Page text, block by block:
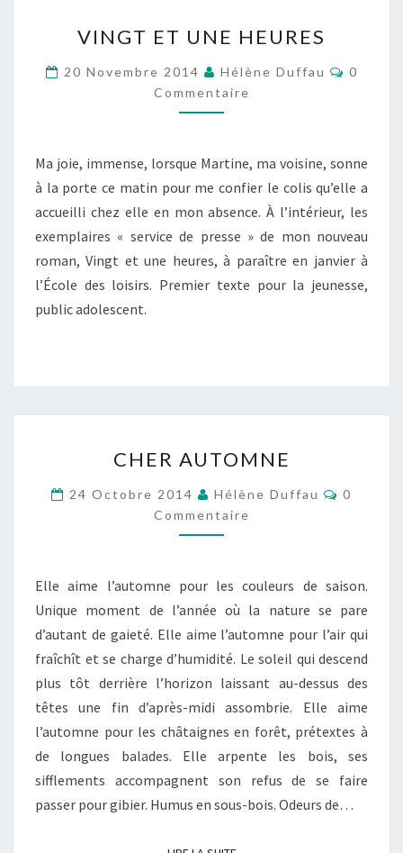
ET
UNE
HEURES
VINGT ET UNE HEURES
20 Novembre 2014 Hélène Duffau
0
Commentaire
Ma joie, immense, lorsque Martine, ma voisine, sonne
à la porte ce matin pour me confier le colis qu’elle a
accueilli chez elle en mon absence. À l’intérieur, les
exemplaires « service de presse » de mon nouveau
roman, Vingt et une heures, à paraître en janvier à
l’École des loisirs. Premier texte pour la jeunesse,
public adolescent.
AUTOMNE
CHER AUTOMNE
24 Octobre 2014 Hélène Duffau
0
Commentaire
Elle aime l’automne pour les couleurs de saison.
Unique moment de l’année où la nature se pare
d’autant de gaieté. Elle aime l’automne pour l’air qui
fraîchît et se charge d’humidité. Le soleil qui descend
plus tôt derrière l’horizon laissant au-dessus des
têtes une fin d’après-midi assombrie. Elle aime
l’automne pour les châtaignes en forêt, prétextes à
de longues balades. Elle arpente les bois, ses
sifflements accompagnent son refus de se faire
passer pour gibier. Humus en sous-bois. Odeurs de…